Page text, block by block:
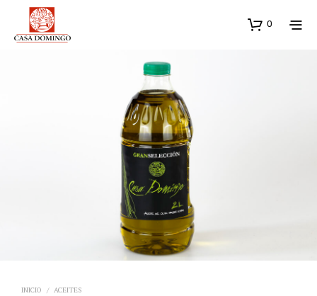
0
INICIO / ACEITES